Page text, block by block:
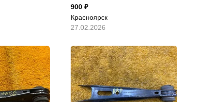
900
Красноярск
27.02.2026